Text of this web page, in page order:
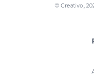
© Creativo,